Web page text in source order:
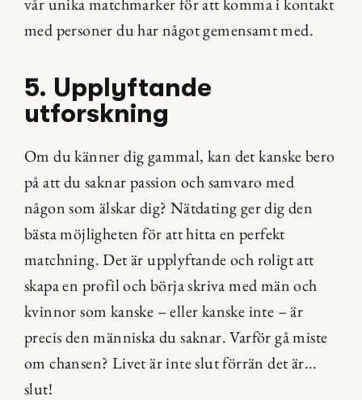
med personer du har något gemensamt med.
5. Upplyftande
utforskning
Om du känner dig gammal, kan det kanske bero
på att du saknar passion och samvaro med
någon som älskar dig? Nätdating ger dig den
bästa möjligheten för att hitta en perfekt
matchning. Det är upplyftande och roligt att
skapa en profil och börja skriva med män och
kvinnor som kanske – eller kanske inte – är
precis den människa du saknar. Varför gå miste
om chansen? Livet är inte slut förrän det är...
slut!